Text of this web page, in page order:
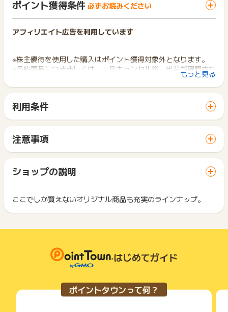
ポイント獲得条件 必ずお読みください
アフィリエイト広告を利用しています
※株主優待を使用した購入はポイント獲得対象外となります。
※予約商品につきましては、一旦キャンセル後、出荷が確認され
※キャンセル・不備・いたずら・商品受取拒否及び不着、返品の
までお問い合わせください。ポイントについて、広告主に直接
お問い合わせをした場合、ポイント獲得対象外となる場合がご
ざいます。
もっと見る
利用条件
サイトに移動してからお申し込みやお買い物が完了するまでの
間に、同じブラウザ（※）で他のサイトに移動した場合はポイン
ト獲得ができません。
「 ショッピングでポイントGET 」ボタンを押した時とサービ
ス・お買い物利用時で、デバイス・ブラウザが異なる場合はポ
イント獲得ができません。
2回以上同じお買い物・サービスをご利用される場合は、毎回
ポイントタウンに戻り、「 ショッピングでポイントGET 」ボ
得無効」となる可能性があります。
・同一端末や同一世帯で、繰り返し利用不可のサービス・お買
い物を複数回ご利用された場合
て一度でも同サービス・お買い物を利用されたことがある場合
ご利用前には、Cookieの削除をおこなっていただくことを推奨
注意事項
一部のサービスにつきましては、1商品につき10円単位の金額
は切り捨てとなります。
ポイント獲得が1ポイント未満のものは切り捨てとなり、ポイ
ント履歴には記載されません。
原則として広告主側のポイント等を利用して支払われた金額分
につきましては、ポイントタウンのポイント獲得の対象には含
商品の交換や一部でもキャンセルされた場合、ポイントが無効
になる可能性もございます。
各サービス・お買い物の獲得ポイントや獲得条件、キャンペー
れた時点の条件が適用されます。
条件を達成しているかどうかは各広告主ではなく、代理店が行
ショップの説明
ここでしか買えないオリジナル商品も充実のラインナップ。
はじめてガイド
ポイントタウンって何？